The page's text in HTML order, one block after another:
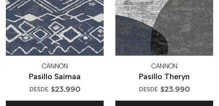
CANNON
Pasillo Saimaa
DESDE $23.990
CANNON
Pasillo Theryn
DESDE $23.990